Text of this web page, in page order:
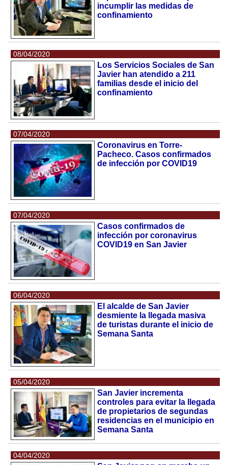
incumplir las medidas de
confinamiento
08/04/2020
Los Servicios Sociales de San
Javier han atendido a 211
familias desde el inicio del
confinamiento
07/04/2020
Coronavirus en Torre-
Pacheco. Casos confirmados
de infección por COVID19
07/04/2020
Casos confirmados de
infección por coronavirus
COVID19 en San Javier
06/04/2020
El alcalde de San Javier
desmiente la llegada masiva
de turistas durante el inicio de
Semana Santa
05/04/2020
San Javier incrementa
controles para evitar la llegada
de propietarios de segundas
residencias en el municipio en
Semana Santa
04/04/2020